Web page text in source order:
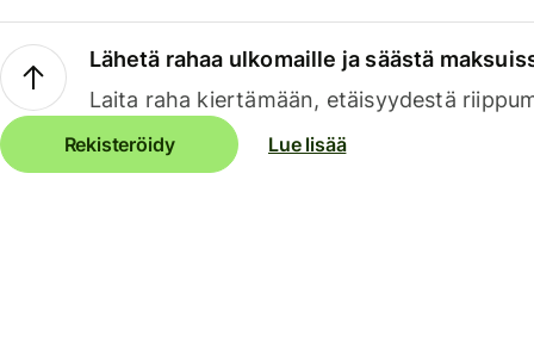
Lähetä rahaa ulkomaille ja säästä
Laita raha kiertämään, etäisyydestä
Rekisteröidy Lue lisää